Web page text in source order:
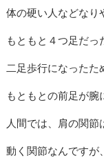
体の硬い人などなり
もともと４つ足だっ
二足歩行になったた
もともとの前足が腕
人間では、肩の関節
動く関節なんですが、